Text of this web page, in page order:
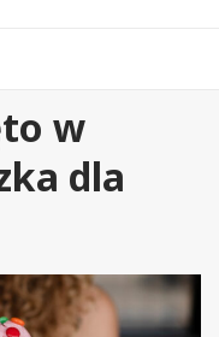
w
dla